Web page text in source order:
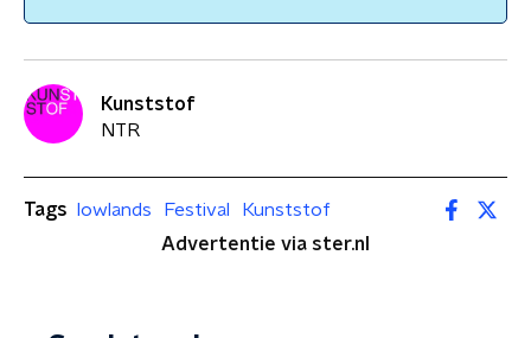
Kunststof
NTR
Tags lowlands Festival
Kunststof
Advertentie via ster.nl